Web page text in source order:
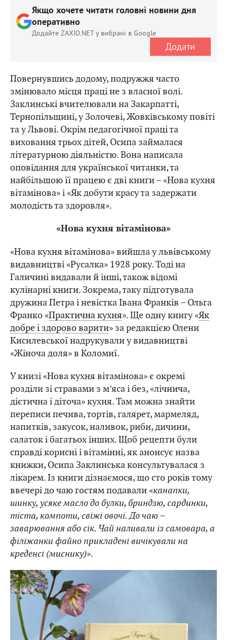
Якщо хочете читати головні новини дня
оперативно
Додайте ZAXID.NET у вибрані в Google
Додати
Повернувшись додому, подружжя часто
змінювало місця праці не з власної волі.
Заклинські вчителювали на Закарпатті,
Тернопільщині, у Золочеві, Жовківському повіті
та у Львові. Окрім педагогічної праці та
виховання трьох дітей, Осипа займалася
літературною діяльністю. Вона написала
оповідання для української читанки, та
найбільшою її працею є дві книги – «Нова кухня
вітамінова» і «Як добути красу та задержати
молодість та здоровля».
«Нова кухня вітамінова»
«Нова кухня вітамінова» вийшла у львівському
видавництві «Русалка» 1928 року. Тоді на
Галичині видавали й інші, також відомі
кулінарні книги. Зокрема, таку підготувала
дружина Петра і невістка Івана Франків – Ольга
Франко «Практична кухня». Ще одну книгу «Як
добре і здорово варити» за редакцією Олени
Кисилевської надрукували у видавництві
«Жіноча доля» в Коломиї.
У книзі «Нова кухня вітамінова» є окремі
розділи зі стравами з м’яса і без, «лічнича,
дієтична і діточа» кухня. Там можна знайти
переписи печива, тортів, галярет, мармеляд,
напитків, закусок, наливок, риби, дичини,
салаток і багатьох інших. Щоб рецепти були
справді корисні і вітамінні, як анонсує назва
книжки, Осипа Заклинська консультувалася з
лікарем. Із книги дізнаємося, що сто років тому
ввечері до чаю гостям подавали «канапки,
шинку, усяке масло до булки, бриндзю, сардинки,
тіста, компоти, свіжі овочі. До чаю –
заварювання або сік. Чай наливали із самовара, а
філіжанки файно прикладені вичікували на
креденсі (миснику)».